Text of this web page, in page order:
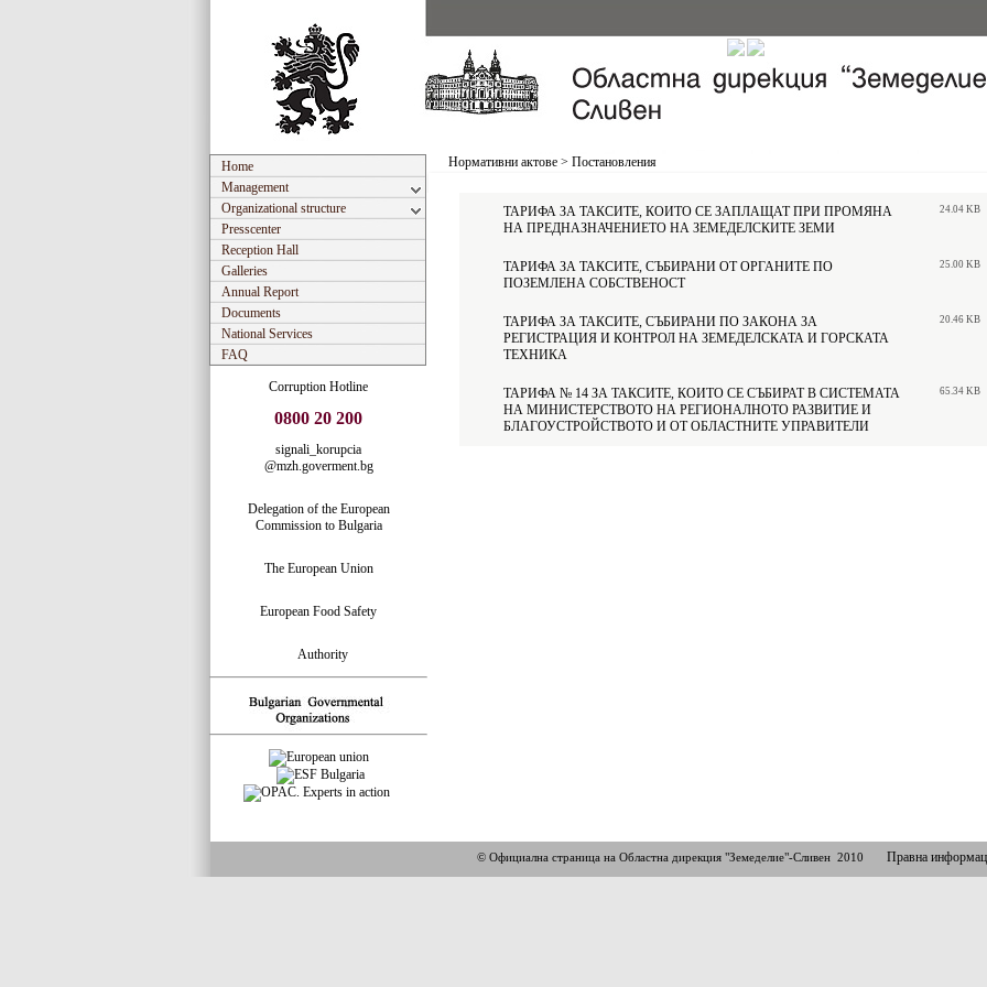
Home
Management
Organizational structure
Presscenter
Reception Hall
Galleries
Annual Report
Documents
National Services
FAQ
Corruption Hotline
0800 20 200
signali_korupcia
@mzh.goverment.bg
Delegation of the European
Commission to Bulgaria
The European Union
European Food Safety
Authority
Нормативни актове > Постановления
ТАРИФА ЗА ТАКСИТЕ, КОИТО СЕ ЗАПЛАЩАТ ПРИ ПРОМЯНА
НА ПРЕДНАЗНАЧЕНИЕТО НА ЗЕМЕДЕЛСКИТЕ ЗЕМИ
24.04 KB
ТАРИФА ЗА ТАКСИТЕ, СЪБИРАНИ ОТ ОРГАНИТЕ ПО
ПОЗЕМЛЕНА СОБСТВЕНОСТ
25.00 KB
ТАРИФА ЗА ТАКСИТЕ, СЪБИРАНИ ПО ЗАКОНА ЗА
РЕГИСТРАЦИЯ И КОНТРОЛ НА ЗЕМЕДЕЛСКАТА И ГОРСКАТА
ТЕХНИКА
20.46 KB
ТАРИФА № 14 ЗА ТАКСИТЕ, КОИТО СЕ СЪБИРАТ В СИСТЕМАТА
НА МИНИСТЕРСТВОТО НА РЕГИОНАЛНОТО РАЗВИТИЕ И
БЛАГОУСТРОЙСТВОТО И ОТ ОБЛАСТНИТЕ УПРАВИТЕЛИ
65.34 KB
© Официална страница на Областна дирекция "Земеделие"-Сливен 2010 Правна